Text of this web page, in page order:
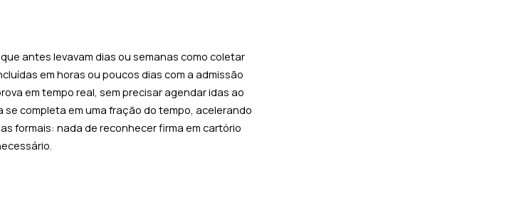
antes levavam dias ou semanas como coletar
em horas ou poucos dias com a admissão
em tempo real, sem precisar agendar idas ao
completa em uma fração do tempo, acelerando
formais: nada de reconhecer firma em cartório